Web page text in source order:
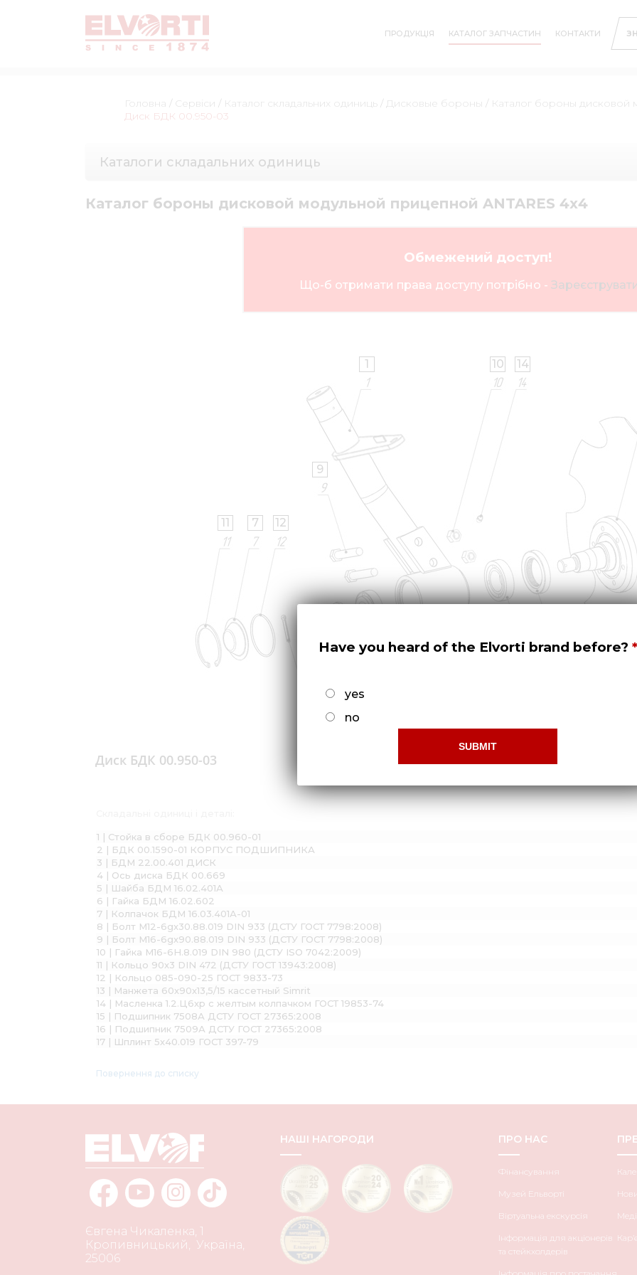
ПРОДУКЦІЯ КАТАЛОГ ЗАПЧАСТИН КОНТАКТИ
Головна / Сервіси / Каталог складальних одиниць / Дисковые бороны / Каталог бороны дисковой
Диск БДК 00.950-03
Каталоги складальних одиниць
Каталог бороны дисковой модульной прицепной ANTARES 4х4
Обмежений доступ!
Що-б отримати права доступу потрібно -
Диск БДК 00.950-03
1
5
7
9
10
11 12
14
1 | Стойка в сборе БДК 00.960-01
2 | БДК 00.1590-01 КОРПУС ПОДШИПНИКА
3 | БДМ 22.00.401 ДИСК
4 | Ось диска БДК 00.669
5 | Шайба БДМ 16.02.401А
6 | Гайка БДМ 16.02.602
7 | Колпачок БДМ 16.03.401А-01
8 | Болт М12-6gх30.88.019 DIN 933 (ДСТУ ГОСТ 7798:2008)
9 | Болт М16-6gх90.88.019 DIN 933 (ДСТУ ГОСТ 7798:2008)
10 | Гайка М16-6H.8.019 DIN 980 (ДСТУ ISO 7042:2009)
11 | Кольцо 90х3 DIN 472 (ДСТУ ГОСТ 13943:2008)
12 | Кольцо 085-090-25 ГОСТ 9833-73
13 | Манжета 60х90х13,5/15 кассетный Simrit
14 | Масленка 1.2.Ц6хр с желтым колпачком ГОСТ 19853-74
15 | Подшипник 7508А ДСТУ ГОСТ 27365:2008
16 | Подшипник 7509А ДСТУ ГОСТ 27365:2008
17 | Шплинт 5х40.019 ГОСТ 397-79
Повернення до списку
Євгена Чикаленка, 1
Кропивницький
Україна
25006
НАШІ НАГОРОДИ ПРО НАС
Фінансування
Музей Ельворті
Віртуальна екскурсія
Інформація для акціонерів
та стейкхолдерів
Have you heard of the Elvorti brand before?
yes
no